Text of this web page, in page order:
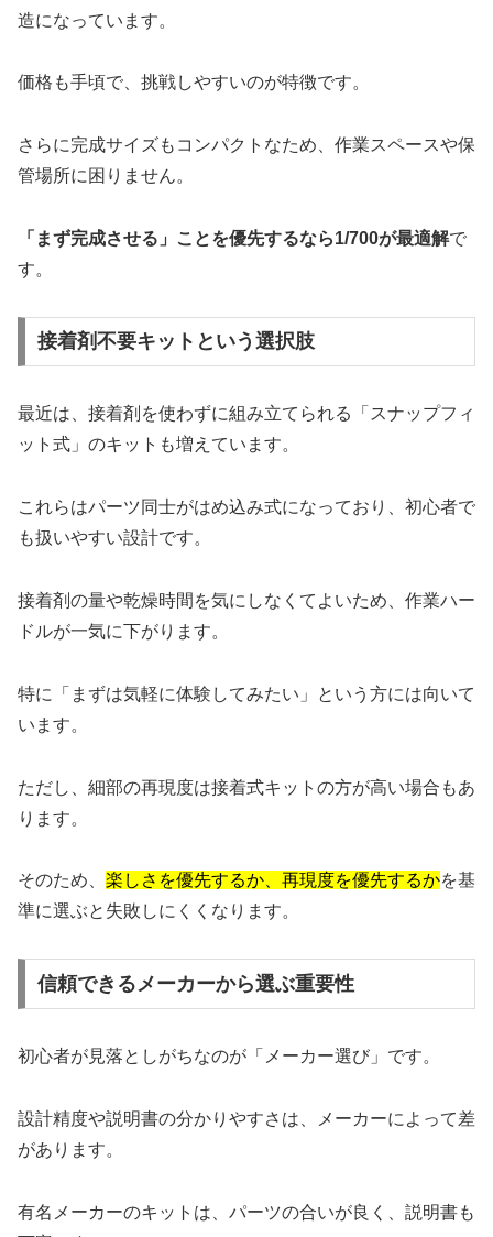
造になっています。
価格も手頃で、挑戦しやすいのが特徴です。
さらに完成サイズもコンパクトなため、作業スペースや保
管場所に困りません。
「まず完成させる」ことを優先するなら1/700が最適解で
す。
接着剤不要キットという選択肢
最近は、接着剤を使わずに組み立てられる「スナップフィ
ット式」のキットも増えています。
これらはパーツ同士がはめ込み式になっており、初心者で
も扱いやすい設計です。
接着剤の量や乾燥時間を気にしなくてよいため、作業ハー
ドルが一気に下がります。
特に「まずは気軽に体験してみたい」という方には向いて
います。
ただし、細部の再現度は接着式キットの方が高い場合もあ
ります。
そのため、 楽しさを優先するか、再現度を優先するかを基
準に選ぶと失敗しにくくなります。
信頼できるメーカーから選ぶ重要性
初心者が見落としがちなのが「メーカー選び」です。
設計精度や説明書の分かりやすさは、メーカーによって差
があります。
有名メーカーのキットは、パーツの合いが良く、説明書も